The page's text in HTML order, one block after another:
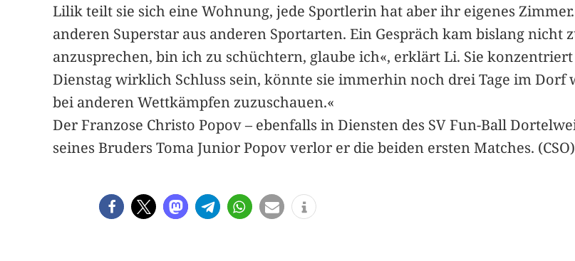
Lilik teilt sie sich eine Wohnung, jede Sportlerin hat aber ihr eigenes
anderen Superstar aus anderen Sportarten. Ein Gespräch kam bislang nicht
anzusprechen, bin ich zu schüchtern, glaube ich«, erklärt Li. Sie
Dienstag wirklich Schluss sein, könnte sie immerhin noch drei Tage im
bei anderen Wettkämpfen zuzuschauen.«
Der Franzose Christo Popov – ebenfalls in Diensten des SV Fun-Ball
seines Bruders Toma Junior Popov verlor er die beiden ersten Matches. (CSO)